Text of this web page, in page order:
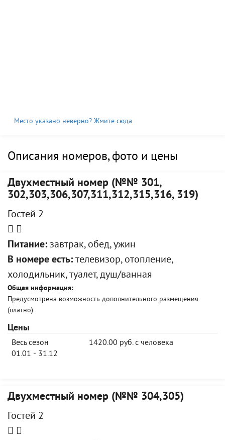
Место указано неверно? Жмите сюда
Описания номеров, фото и цены
Двухместный номер (№№ 301,
302,303,306,307,311,312,315,316, 319)
Гостей 2
Питание: завтрак, обед, ужин
В номере есть: телевизор, отопление,
холодильник, туалет, душ/ванная
Общая информация:
Предусмотрена возможность дополнительного размещения
(платно).
Цены
Весь сезон
01.01 - 31.12
1420.00 руб. с человека
Двухместный номер (№№ 304,305)
Гостей 2